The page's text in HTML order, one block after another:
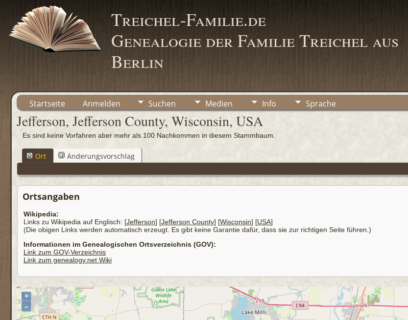
Treichel-Familie.de
Genealogie der Familie Treichel aus
Berlin
Startseite Anmelden Suchen Medien Info Sprache
Jefferson, Jefferson County, Wisconsin, USA
Es sind keine Vorfahren aber mehr als 100 Nachkommen in diesem Stammbaum.
Ort Änderungsvorschlag
Ortsangaben
Wikipedia:
Links zu Wikipedia auf Englisch: [Jefferson] [Jefferson County] [Wisconsin] [USA]
(Die obigen Links werden automatisch erzeugt. Es gibt keine Garantie dafür, dass sie zur richtigen Seite führen.)
Informationen im Genealogischen Ortsverzeichnis (GOV):
Link zum GOV-Verzeichnis
Link zum genealogy.net Wiki
+
–